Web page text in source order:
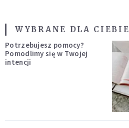
WYBRANE DLA CIEBIE
Potrzebujesz pomocy?
Pomodlimy się w Twojej
intencji